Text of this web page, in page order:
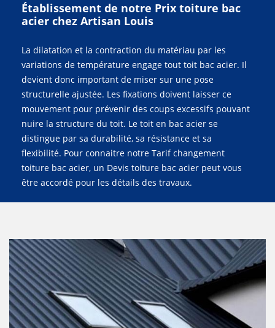
Établissement de notre Prix toiture bac
acier chez Artisan Louis
La dilatation et la contraction du matériau par les
variations de température engage tout toit bac acier. Il
devient donc important de miser sur une pose
structurelle ajustée. Les fixations doivent laisser ce
mouvement pour prévenir des coups excessifs pouvant
nuire la structure du toit. Le toit en bac acier se
distingue par sa durabilité, sa résistance et sa
flexibilité. Pour connaitre notre Tarif changement
toiture bac acier, un Devis toiture bac acier peut vous
être accordé pour les détails des travaux.